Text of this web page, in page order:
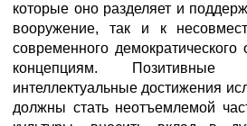
которые оно разделяет и
вооружение, так и к
современного
концепциям. Позитивные
интеллектуальные достижения
должны стать неотъемлемой